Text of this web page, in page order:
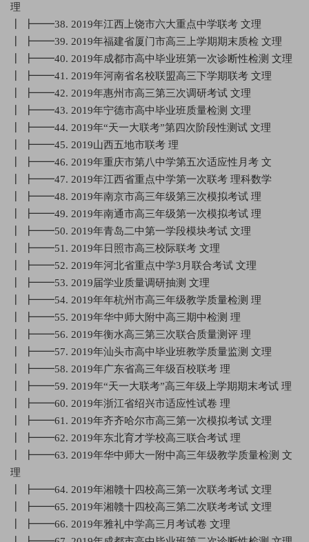
理
┃ ┣━━38. 2019年江西上饶市六大重点中学联考 文理
┃ ┣━━39. 2019年福建省厦门市高三上学期期末质检 文理
┃ ┣━━40. 2019年成都市高中毕业班第一次诊断性检测 文理
┃ ┣━━41. 2019年河南省名校联盟高三下学期联考 文理
┃ ┣━━42. 2019年惠州市高三第三次调研考试 文理
┃ ┣━━43. 2019年宁德市高中毕业班质量检测 文理
┃ ┣━━44. 2019年“天一大联考”第四次阶段性测试 文理
┃ ┣━━45. 2019山西五地市联考 理
┃ ┣━━46. 2019年重庆市第八中学第五次适应性月考 文
┃ ┣━━47. 2019年江西省重点中学第一次联考 理科数学
┃ ┣━━48. 2019年南京市高三年级第三次模拟考试 理
┃ ┣━━49. 2019年南通市高三年级第一次模拟考试 理
┃ ┣━━50. 2019年青岛二中第一学段模块考试 文理
┃ ┣━━51. 2019年日照市高三校际联考 文理
┃ ┣━━52. 2019年河北省重点中学3月联合考试 文理
┃ ┣━━53. 2019届学业质量调研抽测 文理
┃ ┣━━54. 2019年年杭州市高三年级教学质量检测 理
┃ ┣━━55. 2019年华中师大附中高三期中检测 理
┃ ┣━━56. 2019年衡水高三第三次联合质量测评 理
┃ ┣━━57. 2019年汕头市高中毕业班教学质量监测 文理
┃ ┣━━58. 2019年广东省高三年级百校联考 理
┃ ┣━━59. 2019年“天一大联考”高三年级上学期期末考试 理
┃ ┣━━60. 2019年浙江省绍兴市适应性试卷 理
┃ ┣━━61. 2019年齐齐哈尔市高三第一次模拟考试 文理
┃ ┣━━62. 2019年东北育才学校高三联合考试 理
┃ ┣━━63. 2019年华中师大一附中高三年级教学质量检测 文
理
┃ ┣━━64. 2019年湘赣十四校高三第一次联考考试 文理
┃ ┣━━65. 2019年湘赣十四校高三第二次联考考试 文理
┃ ┣━━66. 2019年雅礼中学高三月考试卷 文理